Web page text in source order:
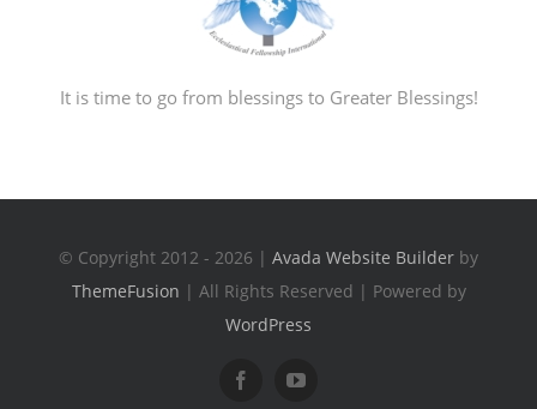
It is time to go from blessings to Greater Blessings!
© Copyright 2012 - 2026 | Avada Website Builder by
ThemeFusion | All Rights Reserved | Powered by
WordPress